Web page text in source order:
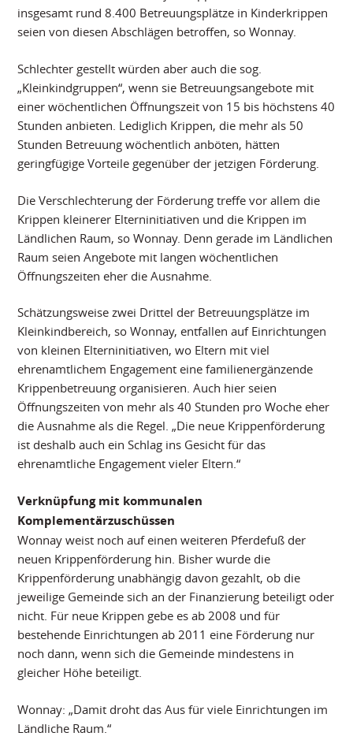
insgesamt rund 8.400 Betreuungsplätze in Kinderkrippen
seien von diesen Abschlägen betroffen, so Wonnay.
Schlechter gestellt würden aber auch die sog.
„Kleinkindgruppen“, wenn sie Betreuungsangebote mit
einer wöchentlichen Öffnungszeit von 15 bis höchstens 40
Stunden anbieten. Lediglich Krippen, die mehr als 50
Stunden Betreuung wöchentlich anböten, hätten
geringfügige Vorteile gegenüber der jetzigen Förderung.
Die Verschlechterung der Förderung treffe vor allem die
Krippen kleinerer Elterninitiativen und die Krippen im
Ländlichen Raum, so Wonnay. Denn gerade im Ländlichen
Raum seien Angebote mit langen wöchentlichen
Öffnungszeiten eher die Ausnahme.
Schätzungsweise zwei Drittel der Betreuungsplätze im
Kleinkindbereich, so Wonnay, entfallen auf Einrichtungen
von kleinen Elterninitiativen, wo Eltern mit viel
ehrenamtlichem Engagement eine familienergänzende
Krippenbetreuung organisieren. Auch hier seien
Öffnungszeiten von mehr als 40 Stunden pro Woche eher
die Ausnahme als die Regel. „Die neue Krippenförderung
ist deshalb auch ein Schlag ins Gesicht für das
ehrenamtliche Engagement vieler Eltern.“
Verknüpfung mit kommunalen
Komplementärzuschüssen
Wonnay weist noch auf einen weiteren Pferdefuß der
neuen Krippenförderung hin. Bisher wurde die
Krippenförderung unabhängig davon gezahlt, ob die
jeweilige Gemeinde sich an der Finanzierung beteiligt oder
nicht. Für neue Krippen gebe es ab 2008 und für
bestehende Einrichtungen ab 2011 eine Förderung nur
noch dann, wenn sich die Gemeinde mindestens in
gleicher Höhe beteiligt.
Wonnay: „Damit droht das Aus für viele Einrichtungen im
Ländliche Raum.“